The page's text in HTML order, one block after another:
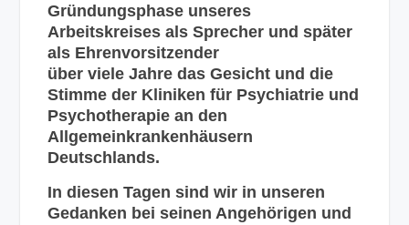
Gründungsphase unseres
Arbeitskreises als Sprecher und später
als Ehrenvorsitzender
über viele Jahre das Gesicht und die
Stimme der Kliniken für Psychiatrie und
Psychotherapie an den
Allgemeinkrankenhäusern
Deutschlands.
In diesen Tagen sind wir in unseren
Gedanken bei seinen Angehörigen und